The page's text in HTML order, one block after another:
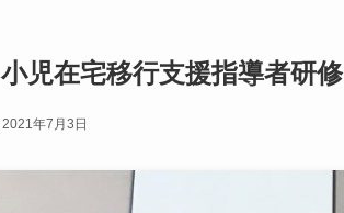
小児在宅移行支援指導者研修
2021年7月3日